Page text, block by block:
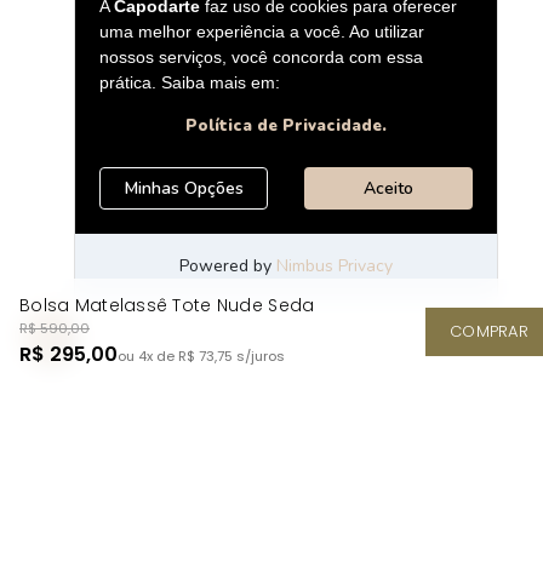
Bolsa Matelassê Tote Nude Seda
R$ 590,00
R$ 295,00ou 4x de R$ 73,75 s/juros
COMPRAR